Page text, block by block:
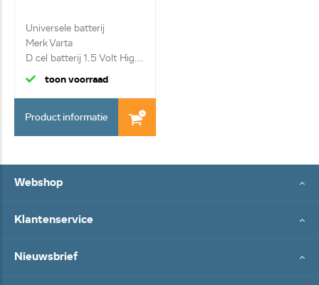
Universele batterij
Merk Varta
D cel batterij 1.5 Volt Hig...
toon voorraad
Product informatie
Webshop
Klantenservice
Nieuwsbrief